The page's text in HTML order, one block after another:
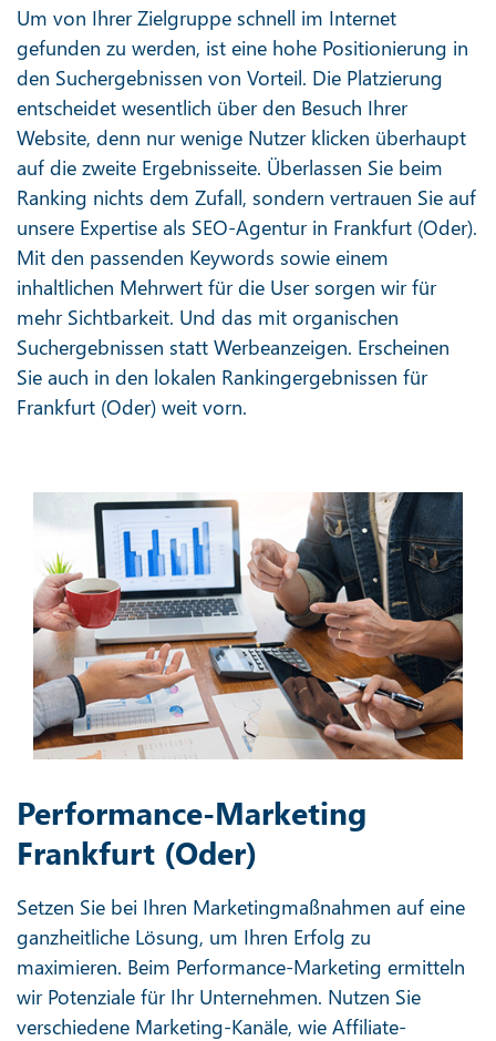
Um von Ihrer Zielgruppe schnell im Internet
gefunden zu werden, ist eine hohe Positionierung in
den Suchergebnissen von Vorteil. Die Platzierung
entscheidet wesentlich über den Besuch Ihrer
Website, denn nur wenige Nutzer klicken überhaupt
auf die zweite Ergebnisseite. Überlassen Sie beim
Ranking nichts dem Zufall, sondern vertrauen Sie auf
unsere Expertise als SEO-Agentur in Frankfurt (Oder).
Mit den passenden Keywords sowie einem
inhaltlichen Mehrwert für die User sorgen wir für
mehr Sichtbarkeit. Und das mit organischen
Suchergebnissen statt Werbeanzeigen. Erscheinen
Sie auch in den lokalen Rankingergebnissen für
Frankfurt (Oder) weit vorn.
Performance-Marketing
Frankfurt (Oder)
Setzen Sie bei Ihren Marketingmaßnahmen auf eine
ganzheitliche Lösung, um Ihren Erfolg zu
maximieren. Beim Performance-Marketing ermitteln
wir Potenziale für Ihr Unternehmen. Nutzen Sie
verschiedene Marketing-Kanäle, wie Affiliate-